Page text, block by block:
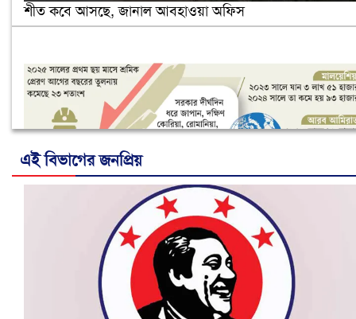
শীত কবে আসছে, জানাল আবহাওয়া অফিস
নানা সংকটে রিক্রুটিং এজেন্সি, হুমকির মুখে শ্রম রপ্তানি
এই বিভাগের জনপ্রিয়